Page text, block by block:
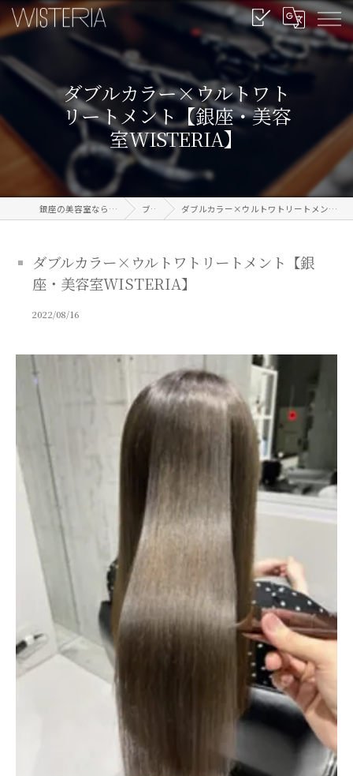
ダブルカラー×ウルトワト
リートメント【銀座・美容
室WISTERIA】
銀座の美容室なら信頼のWISTERIA ブログ ダブルカラー×ウルトワトリートメント【銀座・美容室WISTERIA】
ダブルカラー×ウルトワトリートメント【銀
座・美容室WISTERIA】
2022/08/16